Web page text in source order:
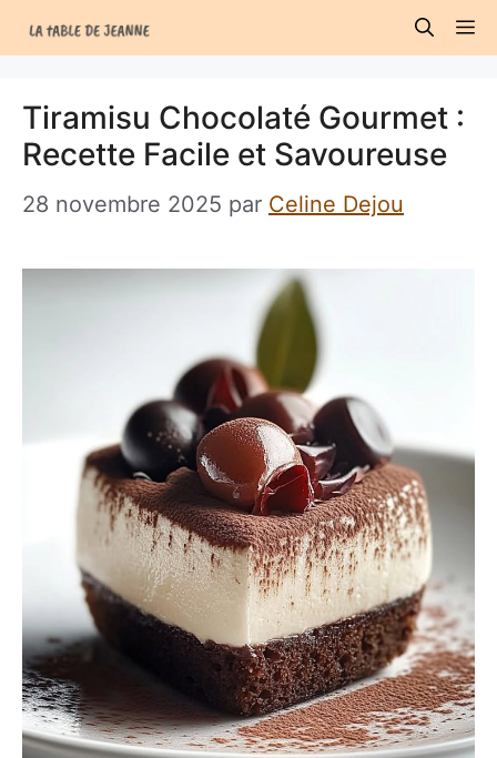
au
Tiramisu Chocolaté Gourmet :
Recette Facile et Savoureuse
28 novembre 2025 par Celine Dejou